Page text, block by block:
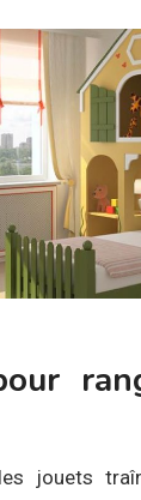
jouets